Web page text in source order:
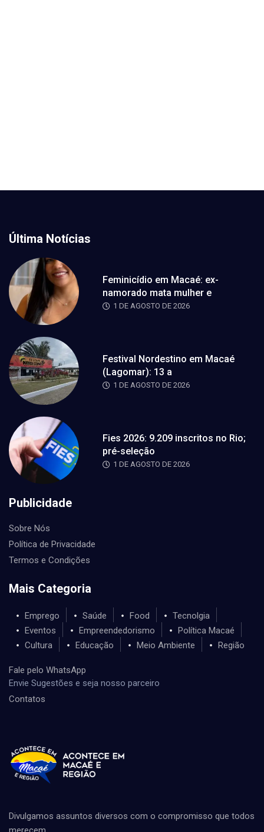
Última Notícias
Feminicídio em Macaé: ex-
namorado mata mulher e
1 DE AGOSTO DE 2026
Festival Nordestino em Macaé
(Lagomar): 13 a
1 DE AGOSTO DE 2026
Fies 2026: 9.209 inscritos no Rio;
pré-seleção
1 DE AGOSTO DE 2026
Publicidade
Sobre Nós
Política de Privacidade
Termos e Condições
Mais Categoria
Emprego Saúde Food
Tecnolgia
Eventos
Empreendedorismo
Política Macaé
Cultura
Educação Meio Ambiente Região
Fale pelo WhatsApp
Envie Sugestões e seja nosso parceiro
Contatos
Divulgamos assuntos diversos com o compromisso que todos